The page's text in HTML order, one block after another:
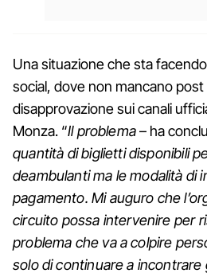
Una situazione che sta
social, dove non mancano
disapprovazione sui canali
Monza. “Il problema– ha
quantità di biglietti disponibili
deambulanti ma le modalità di
pagamento. Mi auguro che
circuito possa intervenire per
problema che va a colpire
solo di continuare a